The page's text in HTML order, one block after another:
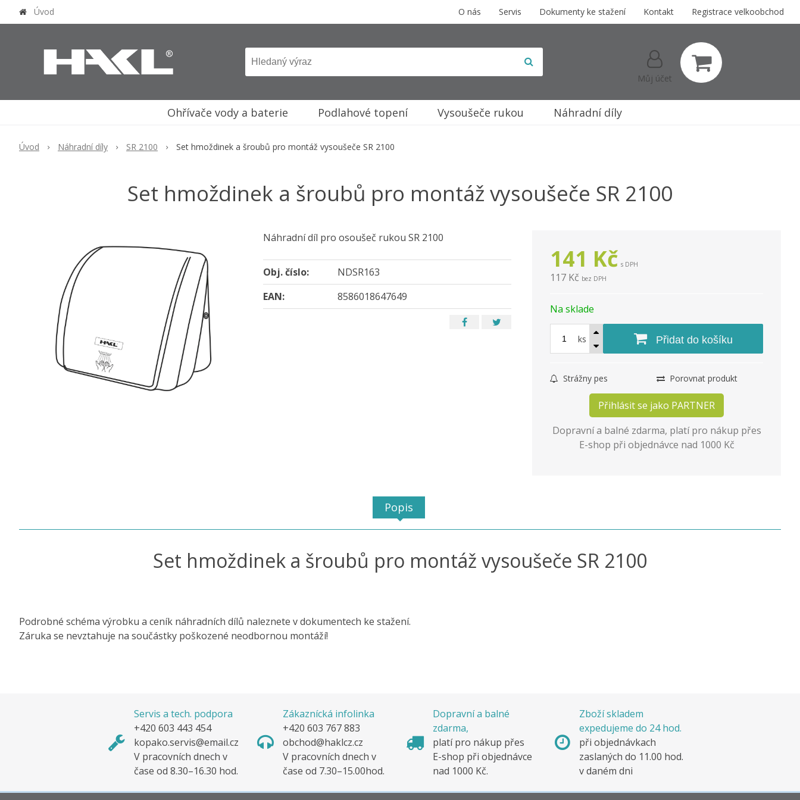
Úvod O nás Servis Dokumenty ke stažení Kontakt Registrace velkoobchod
Můj účet
Ohřívače vody a baterie Podlahové topení Vysoušeče rukou Náhradní díly
Úvod Náhradní díly SR 2100 Set hmoždinek a šroubů pro montáž vysoušeče SR 2100
Set hmoždinek a šroubů pro montáž vysoušeče SR 2100
141 Kč s DPH
117 Kč bez DPH
Na sklade
ks Přidat do košíku
Strážny pes Porovnat produkt
Přihlásit se jako PARTNER
Dopravní a balné zdarma, platí pro nákup přes
E-shop při objednávce nad 1000 Kč
Náhradní díl pro osoušeč rukou SR 2100
Obj. číslo:
NDSR163
EAN:
8586018647649
Popis
Set hmoždinek a šroubů pro montáž vysoušeče SR 2100
Podrobné schéma výrobku a ceník náhradních dílů naleznete v dokumentech ke stažení.
Záruka se nevztahuje na součástky poškozené neodbornou montáží!
Servis a tech. podpora
+420 603 443 454
kopako.servis@email.cz
V pracovních dnech v
čase od 8.30–16.30 hod.
Zákaznícká infolinka
+420 603 767 883
obchod@haklcz.cz
V pracovních dnech v
čase od 7.30–15.00hod.
Dopravní a balné
zdarma,
platí pro nákup přes
E-shop při objednávce
nad 1000 Kč.
Zboží skladem
expedujeme do 24 hod.
při objednávkach
zaslaných do 11.00 hod.
v daném dni